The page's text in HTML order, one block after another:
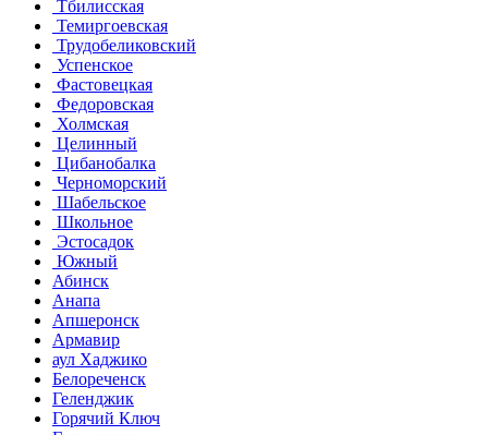
Тбилисская
Темиргоевская
Трудобеликовский
Успенское
Фастовецкая
Федоровская
Холмская
Целинный
Цибанобалка
Черноморский
Шабельское
Школьное
Эстосадок
Южный
Абинск
Анапа
Апшеронск
Армавир
аул Хаджико
Белореченск
Геленджик
Горячий Ключ